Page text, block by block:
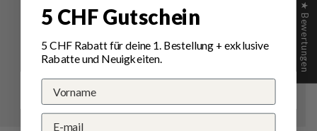
★ Bewertungen
5 CHF Gutschein
5 CHF Rabatt für deine 1. Bestellung+ exklusive
Rabatte und Neuigkeiten.